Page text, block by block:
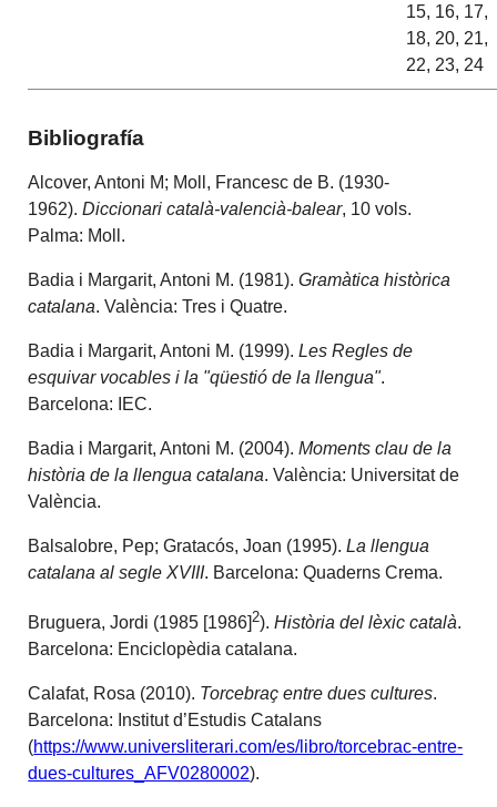
15, 16, 17,
18, 20, 21,
22, 23, 24
Bibliografía
Alcover, Antoni M; Moll, Francesc de B. (1930-
1962).Diccionari català-valencià-balear, 10 vols.
Palma: Moll.
Badia i Margarit, Antoni M. (1981).Gramàtica històrica
catalana. València: Tres i Quatre.
Badia i Margarit, Antoni M. (1999).Les Regles de
esquivar vocables i la "qüestió de la llengua".
Barcelona: IEC.
Badia i Margarit, Antoni M. (2004).Moments clau de la
història de la llengua catalana. València: Universitat de
València.
Balsalobre, Pep; Gratacós, Joan (1995).La llengua
catalana al segle XVIII. Barcelona: Quaderns Crema.
Bruguera, Jordi (1985 [1986]2).Història del lèxic català.
Barcelona: Enciclopèdia catalana.
Calafat, Rosa (2010). Torcebraç entre dues cultures.
Barcelona: Institut d’Estudis Catalans
(https://www.universliterari.com/es/libro/torcebrac-entre-
dues-cultures_AFV0280002).